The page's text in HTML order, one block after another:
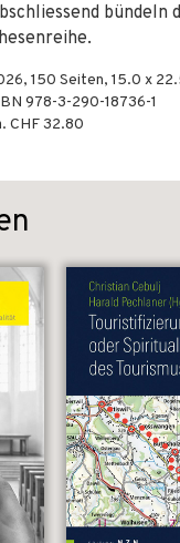
bündeln
, 150 Seiten, 15.0 x
978-3-290-18736-1
CHF 32.80